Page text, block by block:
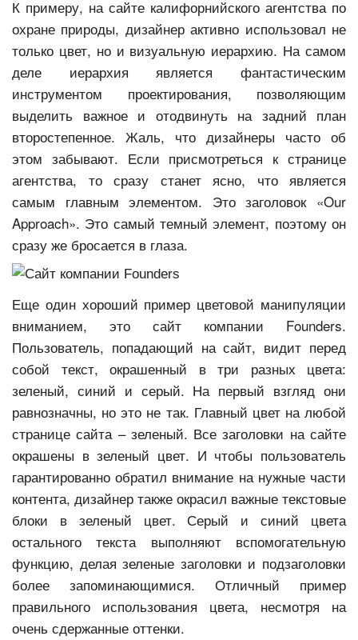
К примеру, на сайте калифорнийского агентства по
охране природы, дизайнер активно использовал не
только цвет, но и визуальную иерархию. На самом
деле иерархия является фантастическим
инструментом проектирования, позволяющим
выделить важное и отодвинуть на задний план
второстепенное. Жаль, что дизайнеры часто об
этом забывают. Если присмотреться к странице
агентства, то сразу станет ясно, что является
самым главным элементом. Это заголовок «Our
Approach». Это самый темный элемент, поэтому он
сразу же бросается в глаза.
Еще один хороший пример цветовой манипуляции
вниманием, это сайт компании Founders.
Пользователь, попадающий на сайт, видит перед
собой текст, окрашенный в три разных цвета:
зеленый, синий и серый. На первый взгляд они
равнозначны, но это не так. Главный цвет на любой
странице сайта – зеленый. Все заголовки на сайте
окрашены в зеленый цвет. И чтобы пользователь
гарантированно обратил внимание на нужные части
контента, дизайнер также окрасил важные текстовые
блоки в зеленый цвет. Серый и синий цвета
остального текста выполняют вспомогательную
функцию, делая зеленые заголовки и подзаголовки
более запоминающимися. Отличный пример
правильного использования цвета, несмотря на
очень сдержанные оттенки.